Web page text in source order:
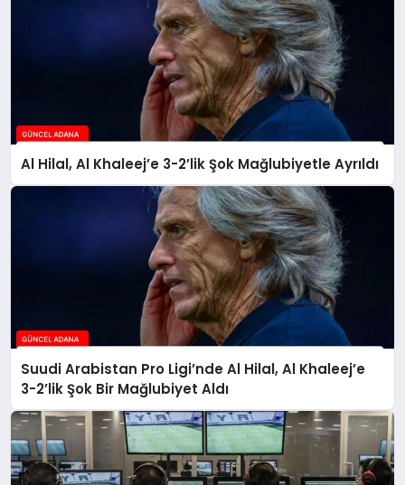
Al Hilal, Al Khaleej’e 3-2’lik Şok Mağlubiyetle Ayrıldı
Suudi Arabistan Pro Ligi’nde Al Hilal, Al Khaleej’e
3-2’lik Şok Bir Mağlubiyet Aldı